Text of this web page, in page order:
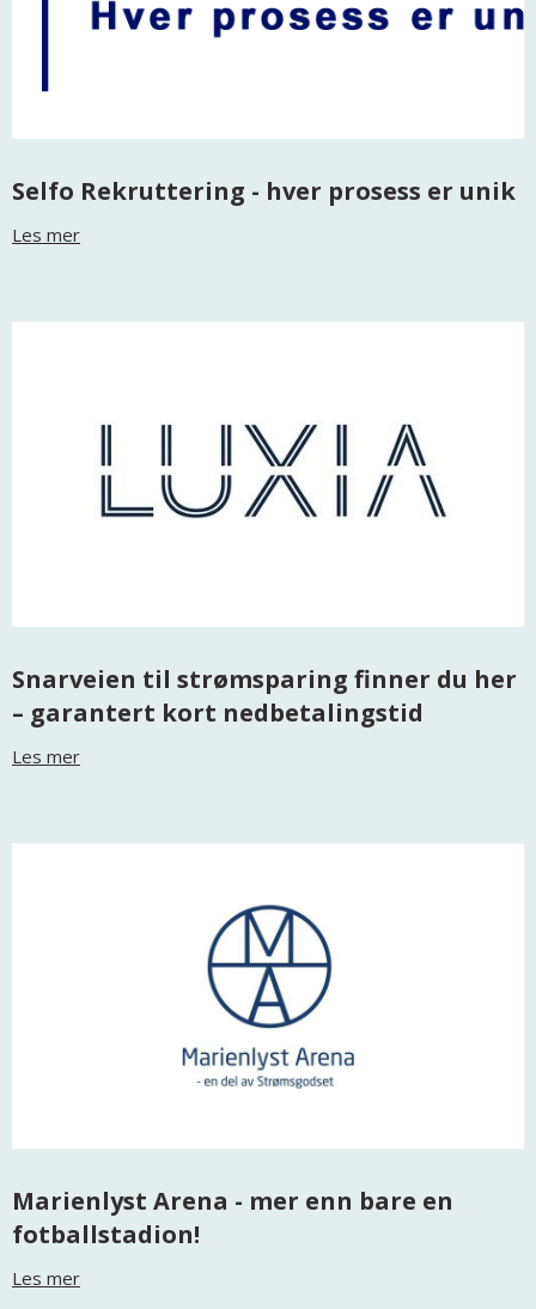
Selfo Rekruttering - hver prosess er unik
Les mer
Snarveien til strømsparing finner du her
– garantert kort nedbetalingstid
Les mer
Marienlyst Arena - mer enn bare en
fotballstadion!
Les mer